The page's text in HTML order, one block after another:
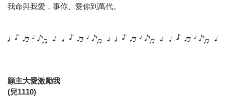
我命與我愛，事你、愛你到萬代。
願主大愛激勵我
(兒1110)